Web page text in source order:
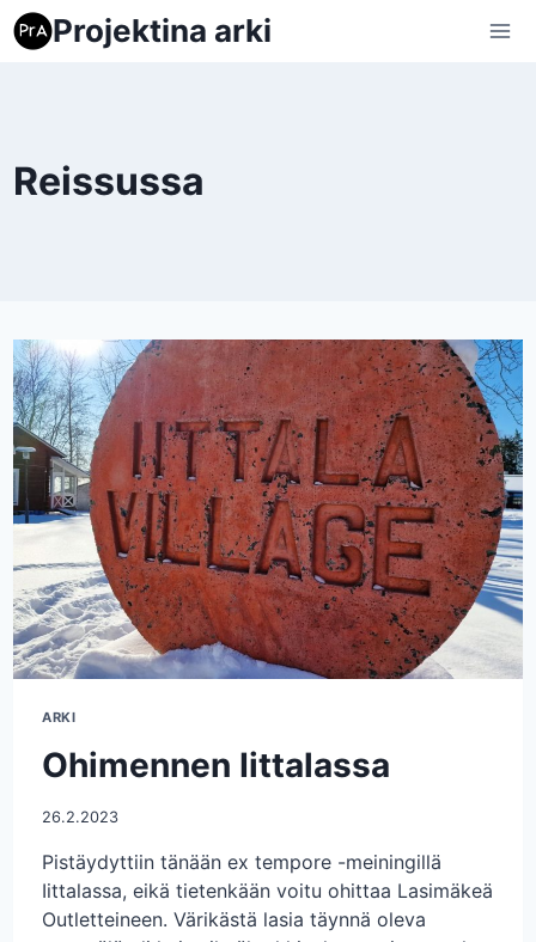
Siirry
sisältöönProjektina arki
Reissussa
ARKI
Ohimennen Iittalassa
26.2.2023
Pistäydyttiin tänään ex tempore -meiningillä
Iittalassa, eikä tietenkään voitu ohittaa Lasimäkeä
Outletteineen. Värikästä lasia täynnä oleva